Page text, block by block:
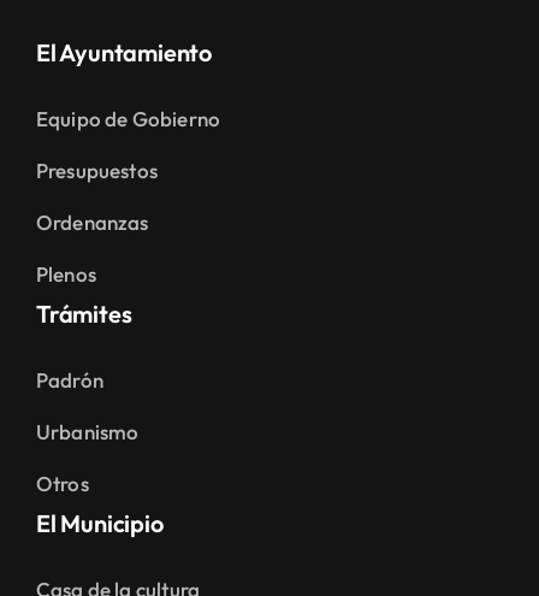
El Ayuntamiento
Equipo de Gobierno
Presupuestos
Ordenanzas
Plenos
Trámites
Padrón
Urbanismo
Otros
El Municipio
Casa de la cultura